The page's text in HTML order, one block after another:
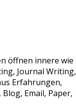
öffnen innere wie
Journal Writing,
Erfahrungen,
Email, Paper,